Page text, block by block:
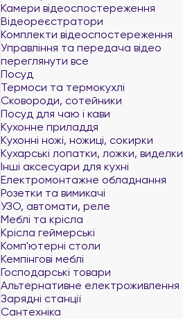
Камери відеоспостереження
Відеореєстратори
Комплекти відеоспостереження
Управління та передача відео
переглянути все
Посуд
Термоси та термокухлі
Сковороди, сотейники
Посуд для чаю і кави
Кухонне приладдя
Кухонні ножі, ножиці, сокирки
Кухарські лопатки, ложки, виделки
Інші аксесуари для кухні
Електромонтажне обладнання
Розетки та вимикачі
УЗО, автомати, реле
Меблі та крісла
Крісла геймерські
Комп'ютерні столи
Кемпінгові меблі
Господарські товари
Альтернативне електроживлення
Зарядні станції
Сантехніка